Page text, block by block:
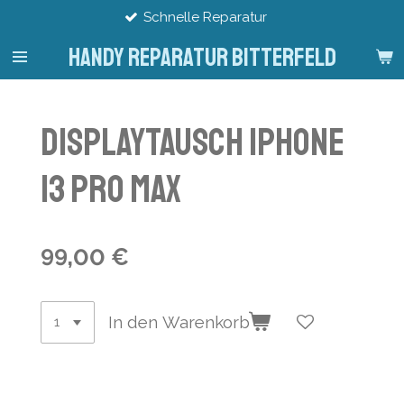
springen
Handy Reparatur Bitterfeld
Schnelle Reparatur
Displaytausch iPhone
13 Pro Max
99,00 €
In den Warenkorb